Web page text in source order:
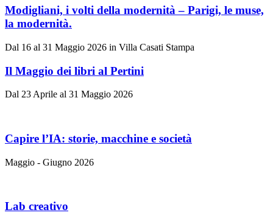
Modigliani, i volti della modernità – Parigi, le muse,
la modernità.
Dal 16 al 31 Maggio 2026 in Villa Casati Stampa
Il Maggio dei libri al Pertini
Dal 23 Aprile al 31 Maggio 2026
Capire l’IA: storie, macchine e società
Maggio - Giugno 2026
Lab creativo